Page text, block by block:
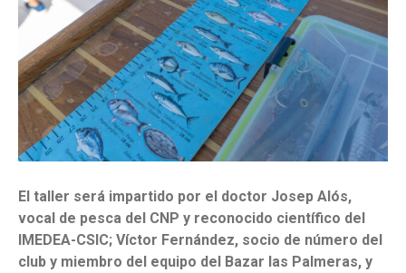
El taller será impartido por el doctor Josep Alós,
vocal de pesca del CNP y reconocido científico del
IMEDEA-CSIC; Víctor Fernández, socio de número del
club y miembro del equipo del Bazar las Palmeras, y